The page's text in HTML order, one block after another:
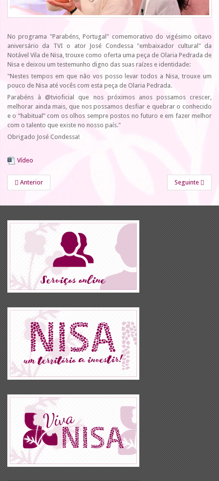
No programa "Parabéns, Portugal" comemorativo do vigésimo oitavo
aniversário da TVI o ator José Condessa "embaixador cultural" da
Notável Vila de Nisa, trouxe como oferta uma peça de Olaria Pedrada de
Nisa e deixou um testemunho digno das suas raízes e identidade:
"Nestes tempos em que não vos posso levar todos a Nisa, trouxe um
pouco de Nisa até vocês com esta peça de Olaria Pedrada.
Parabéns à @tvioficial que nos próximos anos possamos crescer,
melhorar ainda mais, que nos possamos desfiar e quebrar o conhecido
e o “habitual” com os olhos sempre postos no futuro e em fazer melhor
com o talento que existe no nosso país."
Obrigado José Condessa!
Vídeo
Anterior Seguinte